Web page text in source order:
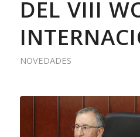
DEL VIII
NOVEDADES